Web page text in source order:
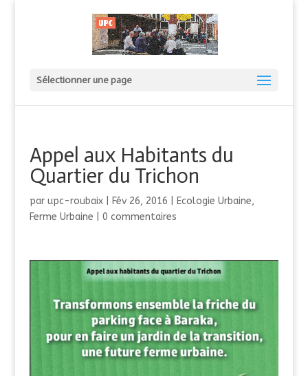
Sélectionner une page
Appel aux Habitants du
Quartier du Trichon
par upc-roubaix| Fév 26, 2016 Ecologie Urbaine,
Ferme Urbaine
0 commentaires